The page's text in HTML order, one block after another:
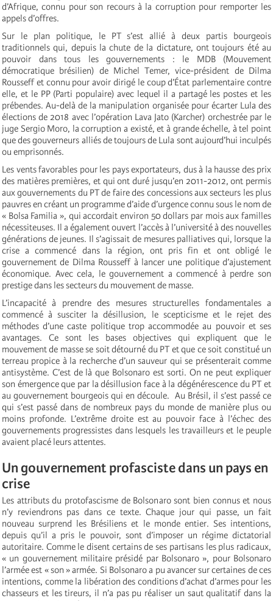
d’Afrique, connu pour son recours à la corruption pour remporter les
appels d’offres.
Sur le plan politique, le PT s’est allié à deux partis bourgeois
traditionnels qui, depuis la chute de la dictature, ont toujours été au
pouvoir dans tous les gouvernements : le MDB (Mouvement
démocratique brésilien) de Michel Temer, vice-président de Dilma
Rousseff et connu pour avoir dirigé le coup d’État parlementaire contre
elle, et le PP (Parti populaire) avec lequel il a partagé les postes et les
prébendes. Au-delà de la manipulation organisée pour écarter Lula des
élections de 2018 avec l’opération Lava Jato (Karcher) orchestrée par le
juge Sergio Moro, la corruption a existé, et à grande échelle, à tel point
que des gouverneurs alliés de toujours de Lula sont aujourd’hui inculpés
ou emprisonnés.
Les vents favorables pour les pays exportateurs, dus à la hausse des prix
des matières premières, et qui ont duré jusqu’en 2011-2012, ont permis
aux gouvernements du PT de faire des concessions aux secteurs les plus
pauvres en créant un programme d’aide d’urgence connu sous le nom de
« Bolsa Familia », qui accordait environ 50 dollars par mois aux familles
nécessiteuses. Il a également ouvert l’accès à l’université à des nouvelles
générations de jeunes. Il s’agissait de mesures palliatives qui, lorsque la
crise a commencé dans la région, ont pris fin et ont obligé le
gouvernement de Dilma Rousseff à lancer une politique d’ajustement
économique. Avec cela, le gouvernement a commencé à perdre son
prestige dans les secteurs du mouvement de masse.
L’incapacité à prendre des mesures structurelles fondamentales a
commencé à susciter la désillusion, le scepticisme et le rejet des
méthodes d’une caste politique trop accommodée au pouvoir et ses
avantages. Ce sont les bases objectives qui expliquent que le
mouvement de masse se soit détourné du PT et que ce soit constitué un
terreau propice à la recherche d’un sauveur qui se présenterait comme
antisystème. C’est de là que Bolsonaro est sorti. On ne peut expliquer
son émergence que par la désillusion face à la dégénérescence du PT et
au gouvernement bourgeois qui en découle. Au Brésil, il s’est passé ce
qui s’est passé dans de nombreux pays du monde de manière plus ou
moins profonde. L’extrême droite est au pouvoir face à l’échec des
gouvernements progressistes dans lesquels les travailleurs et le peuple
avaient placé leurs attentes.
Un gouvernement profasciste dans un pays en
crise
Les attributs du protofascisme de Bolsonaro sont bien connus et nous
n’y reviendrons pas dans ce texte. Chaque jour qui passe, un fait
nouveau surprend les Brésiliens et le monde entier. Ses intentions,
depuis qu’il a pris le pouvoir, sont d’imposer un régime dictatorial
autoritaire. Comme le disent certains de ses partisans les plus radicaux,
« un gouvernement militaire présidé par Bolsonaro », pour Bolsonaro
l’armée est « son » armée. Si Bolsonaro a pu avancer sur certaines de ces
intentions, comme la libération des conditions d’achat d’armes pour les
chasseurs et les tireurs, il n’a pas pu réaliser un saut qualitatif dans la